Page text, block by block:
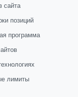
сайта
позиций
программа
лимиты